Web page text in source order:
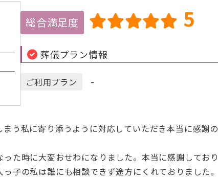
総合満足度 5
葬儀プラン情報
ご利用プラン -
う私に寄り添うように対応していただき本当に感謝の
た時に大変おせわになりました。本当に感謝してお
子の私は誰にも相談できず途方にくれておりました。